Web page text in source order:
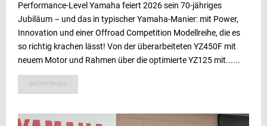
Performance-Level Yamaha feiert 2026 sein 70-jähriges
Jubiläum – und das in typischer Yamaha-Manier: mit Power,
Innovation und einer Offroad Competition Modellreihe, die es
so richtig krachen lässt! Von der überarbeiteten YZ450F mit
neuem Motor und Rahmen über die optimierte YZ125 mit......
weiterlesen